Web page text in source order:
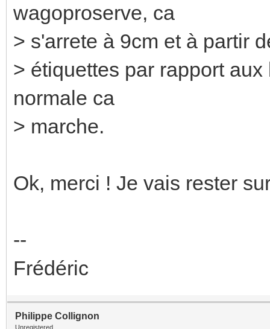
wagoproserve, ca
> s'arrete à 9cm et à partir
> étiquettes par rapport
normale ca
> marche.
Ok, merci ! Je vais rester
--
Frédéric
Philippe Collignon
Unregistered